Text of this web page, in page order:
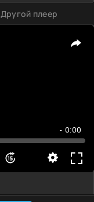
Другой плеер
- 0:00